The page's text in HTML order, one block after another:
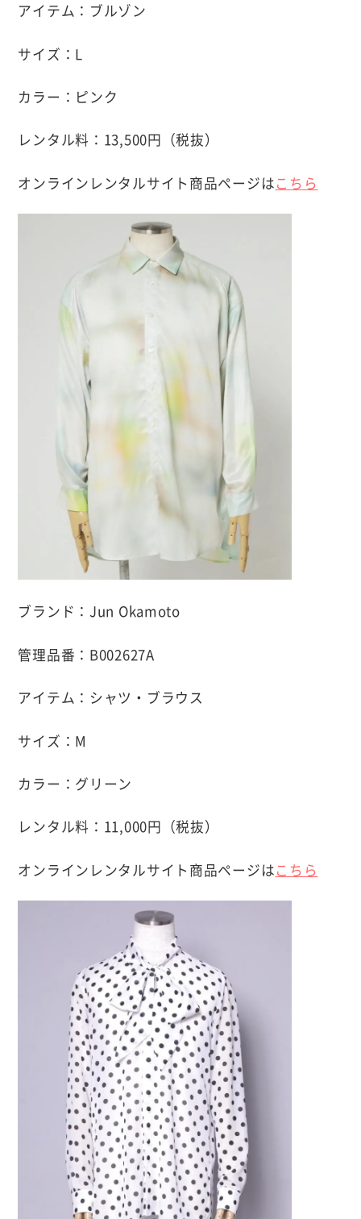
アイテム：ブルゾン
サイズ：L
カラー：ピンク
レンタル料：13,500円（税抜）
オンラインレンタルサイト商品ページは こちら
ブランド：Jun Okamoto
管理品番：B002627A
アイテム：シャツ・ブラウス
サイズ：M
カラー：グリーン
レンタル料：11,000円（税抜）
オンラインレンタルサイト商品ページは こちら